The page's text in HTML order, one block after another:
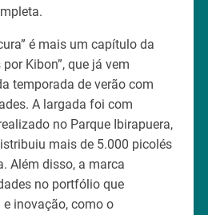
é mais um capítulo da
Kibon”, que já vem
temporada de verão com
A largada foi com
no Parque Ibirapuera,
mais de 5.000 picolés
Além disso, a marca
no portfólio que
inovação, como o